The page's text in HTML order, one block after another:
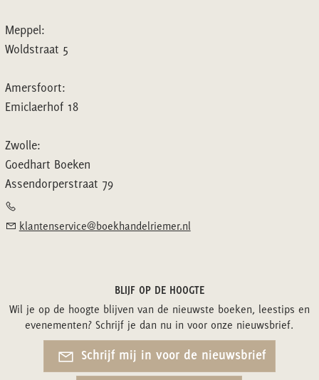
Meppel:
Woldstraat 5
Amersfoort:
Emiclaerhof 18
Zwolle:
Goedhart Boeken
Assendorperstraat 79
klantenservice@boekhandelriemer.nl
BLIJF OP DE HOOGTE
Wil je op de hoogte blijven van de nieuwste boeken, leestips en
evenementen? Schrijf je dan nu in voor onze nieuwsbrief.
Schrijf mij in voor de nieuwsbrief